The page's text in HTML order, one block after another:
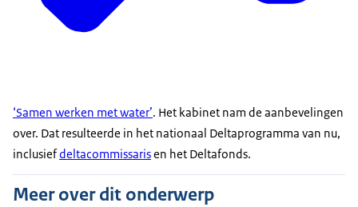
‘Samen werken met water’. Het kabinet nam de aanbevelingen
over. Dat resulteerde in het nationaal Deltaprogramma van nu,
inclusiefdeltacommissarisen het Deltafonds.
Meer over dit onderwerp